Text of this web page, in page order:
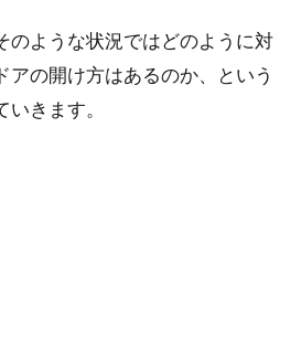
のような状況ではどのように対
アの開け方はあるのか、という
きます。